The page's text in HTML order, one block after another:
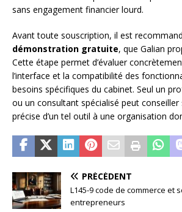
sans engagement financier lourd.
Avant toute souscription, il est
démonstration gratuite, que Galian
Cette étape permet d’évaluer
l’interface et la compatibilité des
besoins spécifiques du cabinet. Seul un
ou un consultant spécialisé peut conseiller
précise d’un tel outil à une organisation
PRÉCÉDENT
L145-9 code de commerce et
entrepreneurs